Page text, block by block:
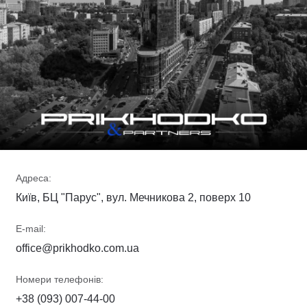
Адреса:
Київ, БЦ "Парус", вул. Мечникова 2, поверх 10
E-mail:
office@prikhodko.com.ua
Номери телефонів:
+38 (093) 007-44-00